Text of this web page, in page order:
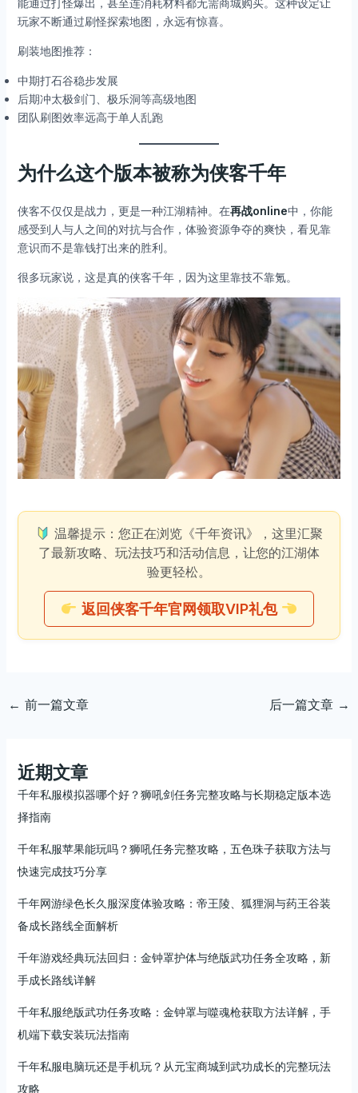
玩家不断通过刷怪探索地图，永远有惊喜。
刷装地图推荐：
中期打石谷稳步发展
后期冲太极剑门、极乐洞等高级地图
团队刷图效率远高于单人乱跑
为什么这个版本被称为侠客千年
侠客不仅仅是战力，更是一种江湖精神。在再战online中，你能
感受到人与人之间的对抗与合作，体验资源争夺的爽快，看见靠
意识而不是靠钱打出来的胜利。
很多玩家说，这是真的侠客千年，因为这里靠技不靠氪。
温馨提示：您正在浏览《千年资讯》，这里汇聚
了最新攻略、玩法技巧和活动信息，让您的江湖体
验更轻松。
返回侠客千年官网领取VIP礼包
← 前一篇文章 后一篇文章 →
近期文章
千年私服模拟器哪个好？狮吼剑任务完整攻略与长期稳定版本选
择指南
千年私服苹果能玩吗？狮吼任务完整攻略，五色珠子获取方法与
快速完成技巧分享
千年网游绿色长久服深度体验攻略：帝王陵、狐狸洞与药王谷装
备成长路线全面解析
千年游戏经典玩法回归：金钟罩护体与绝版武功任务全攻略，新
手成长路线详解
千年私服绝版武功任务攻略：金钟罩与噬魂枪获取方法详解，手
机端下载安装玩法指南
千年私服电脑玩还是手机玩？从元宝商城到武功成长的完整玩法
攻略